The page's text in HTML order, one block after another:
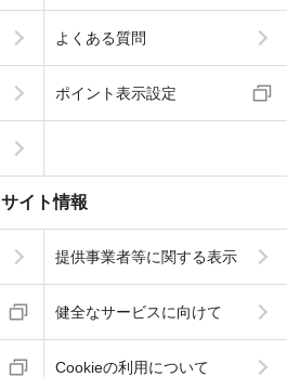
よくある質問
ポイント表示設定
サイト情報
提供事業者等に関する表示
健全なサービスに向けて
Cookieの利用について